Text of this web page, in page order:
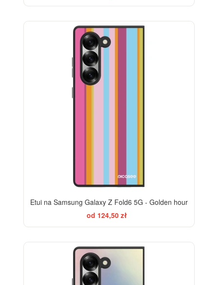
Etui na Samsung Galaxy Z Fold6 5G - Golden hour
od 124,50 zł